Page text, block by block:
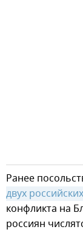
Ранее
двух
конфликта на
россиян